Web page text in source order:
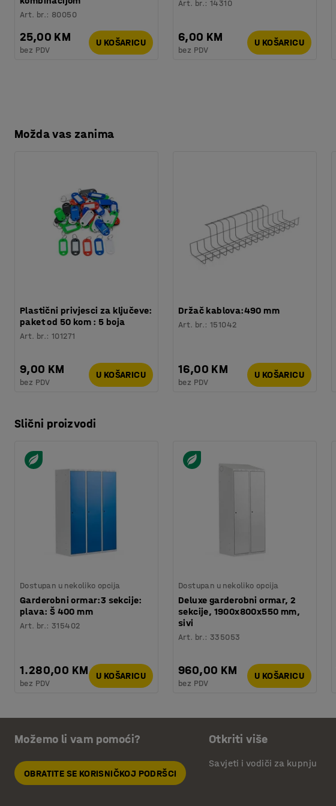
Art. br.: 80050
25,00 KM
bez PDV
U KOŠARICU
Art. br.:14310
6,00 KM
bez PDV
U KOŠARICU
Možda vas zanima
Plastični privjesci za ključeve:
paket od 50 kom : 5 boja
Art. br.:101271
9,00 KM
bez PDV
U KOŠARICU
Držač kablova:490 mm
Art. br.:151042
16,00 KM
bez PDV
U KOŠARICU
Slični proizvodi
Dostupan u nekoliko opcija
Garderobni ormar:3 sekcije:
plava: Š 400 mm
Art. br.:315402
1.280,00 KM
bez PDV
U KOŠARICU
Dostupan u nekoliko opcija
Deluxe garderobni ormar, 2
sekcije, 1900x800x550 mm,
sivi
Art. br.:335053
960,00 KM
bez PDV
U KOŠARICU
Možemo li vam pomoći?
OBRATITE SE KORISNIČKOJ PODRŠCI
Otkriti više
Savjeti i vodiči za kupnju